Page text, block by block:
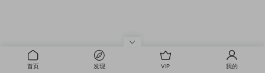
首页 发现 VIP 我的